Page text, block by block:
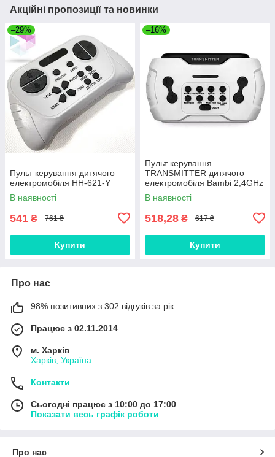
Акційні пропозиції та новинки
–29%
Пульт керування дитячого
електромобіля HH-621-Y
В наявності
541 ₴ 761 ₴
Купити
–16%
Пульт керування
TRANSMITTER дитячого
електромобіля Bambi 2,4GHz
В наявності
518,28 ₴ 617 ₴
Купити
Про нас
98% позитивних з 302 відгуків за рік
Працює з 02.11.2014
м. Харків
Харків, Україна
Контакти
Сьогодні працює з 10:00 до 17:00
Показати весь графік роботи
Про нас